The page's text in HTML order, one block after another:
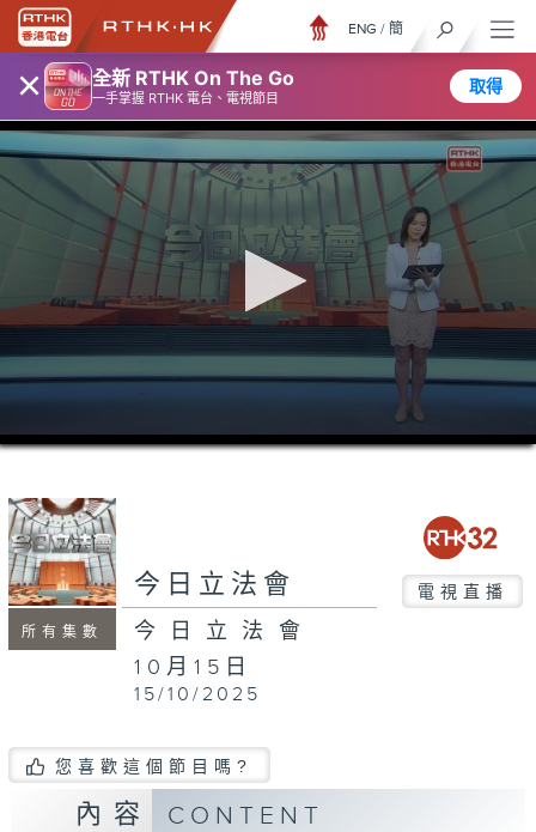
× 全新 RTHK On The Go
一手掌握 RTHK 電台、電視節目
取得
ENG / 簡
0
seconds
minutes,
7
seconds
所有集數
今日立法會 電視直播
今日立法會
10月15日
15/10/2025
您喜歡這個節目嗎?
內容 CONTENT